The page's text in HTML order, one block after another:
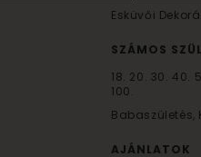
Esküvői
SZÁMOS
18. 20. 30. 40.
100.
Babaszületés,
AJÁNLATOK